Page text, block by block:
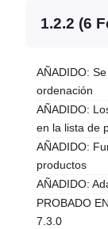
1.2.2 (6
AÑADIDO:
ordenación
AÑADIDO:
en la lista de
AÑADIDO:
productos
AÑADIDO:
PROBADO
7.3.0